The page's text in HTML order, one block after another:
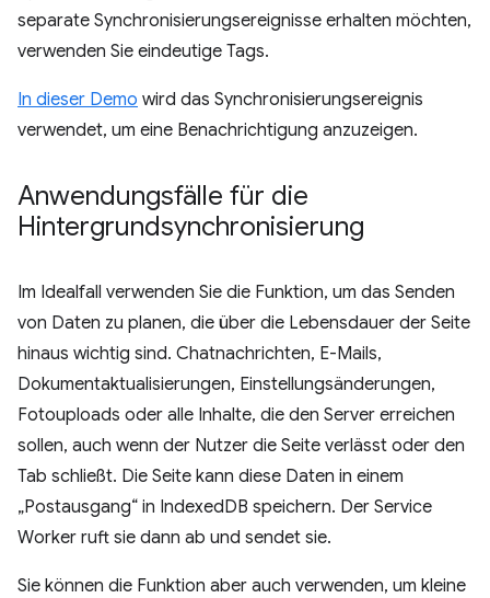
separate Synchronisierungsereignisse erhalten möchten,
verwenden Sie eindeutige Tags.
In dieser Demo wird das Synchronisierungsereignis
verwendet, um eine Benachrichtigung anzuzeigen.
Anwendungsfälle für die
Hintergrundsynchronisierung
Im Idealfall verwenden Sie die Funktion, um das Senden
von Daten zu planen, die über die Lebensdauer der Seite
hinaus wichtig sind. Chatnachrichten, E-Mails,
Dokumentaktualisierungen, Einstellungsänderungen,
Fotouploads oder alle Inhalte, die den Server erreichen
sollen, auch wenn der Nutzer die Seite verlässt oder den
Tab schließt. Die Seite kann diese Daten in einem
„Postausgang“ in IndexedDB speichern. Der Service
Worker ruft sie dann ab und sendet sie.
Sie können die Funktion aber auch verwenden, um kleine